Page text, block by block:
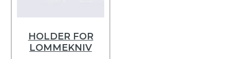
HOLDER FOR
LOMMEKNIV